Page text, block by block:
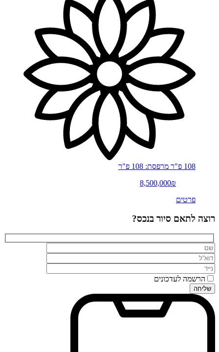
108 פ"ר
מרפסת: 108 פ"ר
8,500,000₪
פרטים
רוצה לתאם סיור בנכס?
הרשמה לעדכונים
שליחה